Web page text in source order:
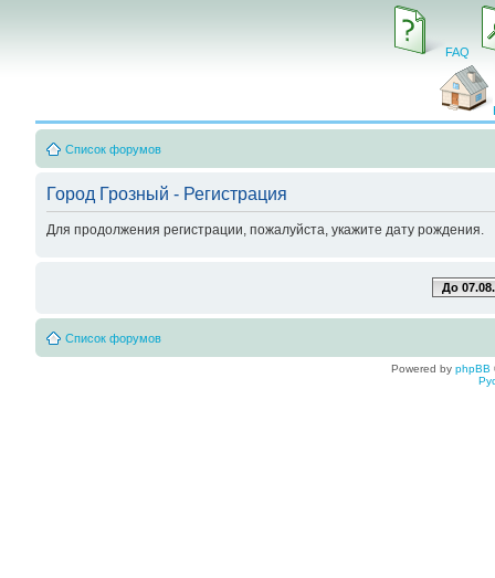
FAQ
Список форумов
Город Грозный - Регистрация
Для продолжения регистрации, пожалуйста, укажите дату рождения.
До
Список форумов
Powered by phpBB